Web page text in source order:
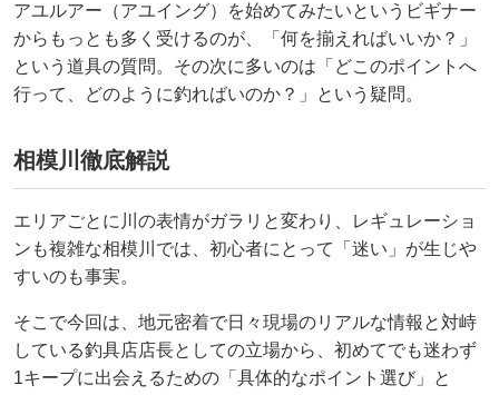
アユルアー（アユイング）を始めてみたいというビギナー
からもっとも多く受けるのが、「何を揃えればいいか？」
という道具の質問。その次に多いのは「どこのポイントへ
行って、どのように釣ればいのか？」という疑問。
相模川徹底解説
エリアごとに川の表情がガラリと変わり、レギュレーショ
ンも複雑な相模川では、初心者にとって「迷い」が生じや
すいのも事実。
そこで今回は、地元密着で日々現場のリアルな情報と対峙
している釣具店店長としての立場から、初めてでも迷わず
1キープに出会えるための「具体的なポイント選び」と